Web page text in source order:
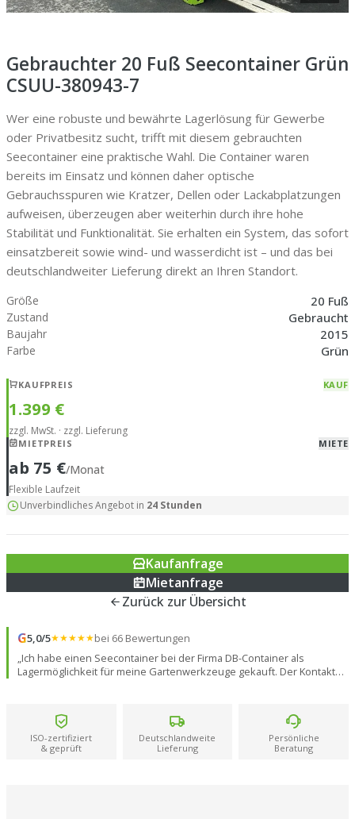
Gebrauchter 20 Fuß Seecontainer Grün
CSUU-380943-7
Wer eine robuste und bewährte Lagerlösung für Gewerbe
oder Privatbesitz sucht, trifft mit diesem gebrauchten
Seecontainer eine praktische Wahl. Die Container waren
bereits im Einsatz und können daher optische
Gebrauchsspuren wie Kratzer, Dellen oder Lackabplatzungen
aufweisen, überzeugen aber weiterhin durch ihre hohe
Stabilität und Funktionalität. Sie erhalten ein System, das sofort
einsatzbereit sowie wind- und wasserdicht ist – und das bei
deutschlandweiter Lieferung direkt an Ihren Standort.
Größe 20 Fuß
Zustand Gebraucht
Baujahr 2015
Farbe Grün
KAUF
KAUFPREIS
1.399 €
zzgl. MwSt. · zzgl. Lieferung
MIETE
MIETPREIS
ab 75 €/Monat
Flexible Laufzeit
Unverbindliches Angebot in 24 Stunden
Kaufanfrage
Mietanfrage
Zurück zur Übersicht
G5,0/5★★★★★bei 66 Bewertungen
„Ich habe einen Seecontainer bei der Firma DB-Container als
Lagermöglichkeit für meine Gartenwerkzeuge gekauft. Der Kontakt
Service sehr zufriedenstellend und absolut empfehlenswert.“
Christian S.
ISO-zertifiziert
& geprüft
Deutschlandweite
Lieferung
Persönliche
Beratung